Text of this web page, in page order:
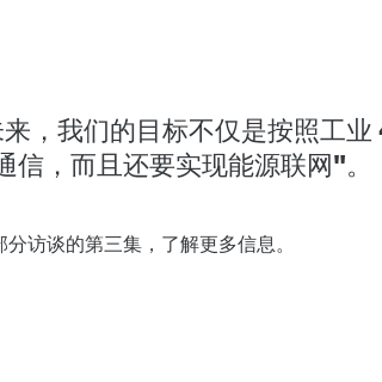
，我们的目标不仅是按照工
，而且还要实现能源联网"。
分访谈的第三集 ，了解更多信息。